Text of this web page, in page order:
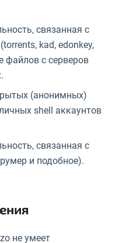
связанная с
kad, edonkey,
файлов с серверов
(анонимных)
shell аккаунтов
связанная с
и подобное).
не умеет